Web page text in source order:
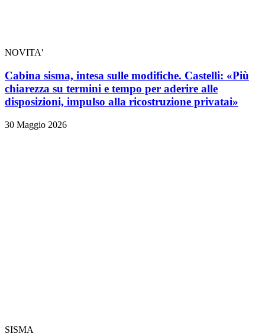
NOVITA'
Cabina sisma, intesa sulle modifiche. Castelli: «Più
chiarezza su termini e tempo per aderire alle
disposizioni, impulso alla ricostruzione privatai»
30 Maggio 2026
SISMA